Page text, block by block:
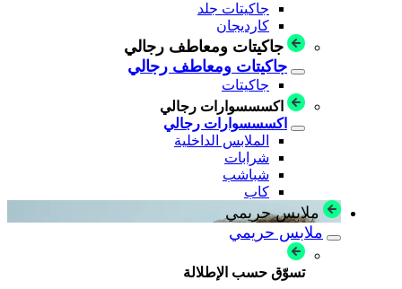
جاكيتات جلد
كارديجان
جاكيتات ومعاطف رجالي
جاكيتات ومعاطف رجالي
جاكيتات
اكسسسوارات رجالي
اكسسسوارات رجالي
الملابس الداخلية
شرابات
شباشب
كاب
ملابس حريمي
ملابس حريمي
تسوّق حسب الإطلالة